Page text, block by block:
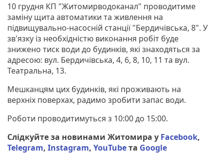
10 грудня КП "Житомирводоканал" проводитиме
заміну щита автоматики та живлення на
підвищувально-насосній станції "Бердичівська, 8". У
зв'язку із необхідністю виконання робіт буде
знижено тиск води до будинків, які знаходяться за
адресою: вул. Бердичівська, 4, 6, 8, 10, 11 та вул.
Театральна, 13.
Мешканцям цих будинків, які проживають на
верхніх поверхах, радимо зробити запас води.
Роботи проводитимуться з 10:00 до 15:00.
Слідкуйте за новинами Житомира у Facebook,
Telegram, Instagram, YouTubeта Google